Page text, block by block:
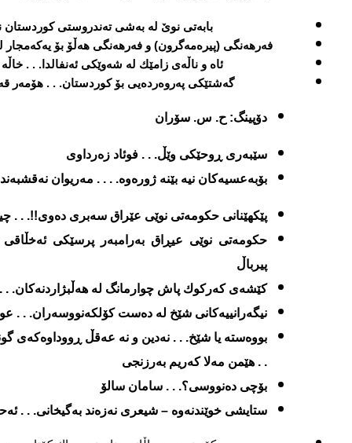
بابه‌تی نوێ له‌ به‌شی ته‌ندروستی كوردستان
فه‌رهه‌نگی (پیره‌مه‌گرون) و فه‌رهه‌نگی هه‌ڵۆ بۆ یه‌كه‌مجار
ئاه و ناڵه‌ی زامێك له‌ شه‌وێكی ئه‌نفالدا. . .
گه‌شتێكی په‌روه‌رده‌یی بۆ كوردستان. . . هۆمه‌ر
دۆپینگ: ح. س. سۆران
سێبه‌ری ڕوحێكی وێڵ. . . فوئاد زه‌رداوی
بۆبه‌عسیه‌كان نیه‌ بێنه‌ ژوره‌وه‌. . . . مه‌ریوان
پێكهێنانی حكومه‌تی نوێی عێراق سه‌بری ده‌وی!!. . .
حكومه‌تی نوێی عیڕاق به‌رامبه‌ر پرسێكی
پیرباڵ
كێشه‌ی كه‌ركوك پاش چوارمانگ له‌ هه‌ڵبژاردنه‌كان.
نیگه‌رانییه‌كانی شێخ له‌ ده‌ست كۆلكه‌نووسه‌ران. . .
بووه‌سته‌ یا شێخ. . . نه‌دین و نه‌ عه‌قڵ ڕووداوه‌كه‌ی
. . هێمن مه‌لا كه‌ریم به‌رزنجی
بۆچی ده‌نووسی؟. . . سامان سالۆ
ستایشی خوێندنه‌وه‌ – شیعری نه‌زه‌ند به‌گیخانی. . .